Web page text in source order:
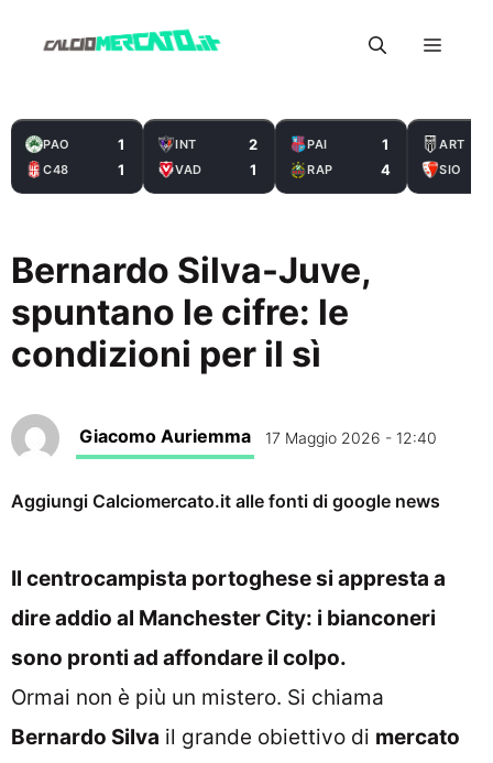
Menu
PAO 1
C48 1
INT 2
VAD 1
PAI 1
RAP 4
ART
SIO
Bernardo Silva-Juve,
spuntano le cifre: le
condizioni per il sì
Giacomo Auriemma 17 Maggio 2026 - 12:40
Aggiungi Calciomercato.it alle fonti di google news
Il centrocampista portoghese si appresta a
dire addio al Manchester City: i bianconeri
sono pronti ad affondare il colpo.
Ormai non è più un mistero. Si chiama
Bernardo Silva il grande obiettivo di mercato